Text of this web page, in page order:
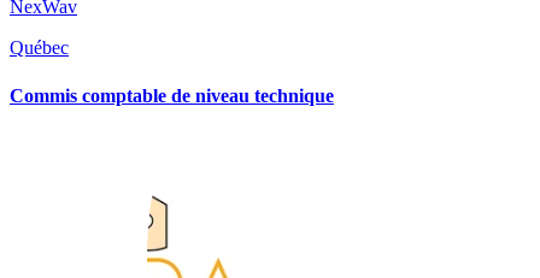
NexWav
Québec
Commis comptable de niveau technique